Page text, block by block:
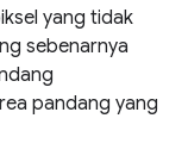
yang tidak
sebenarnya
pandang yang